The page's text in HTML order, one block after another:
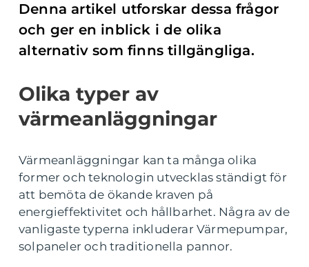
Denna artikel utforskar dessa frågor
och ger en inblick i de olika
alternativ som finns tillgängliga.
Olika typer av
värmeanläggningar
Värmeanläggningar kan ta många olika
former och teknologin utvecklas ständigt för
att bemöta de ökande kraven på
energieffektivitet och hållbarhet. Några av de
vanligaste typerna inkluderar Värmepumpar,
solpaneler och traditionella pannor.